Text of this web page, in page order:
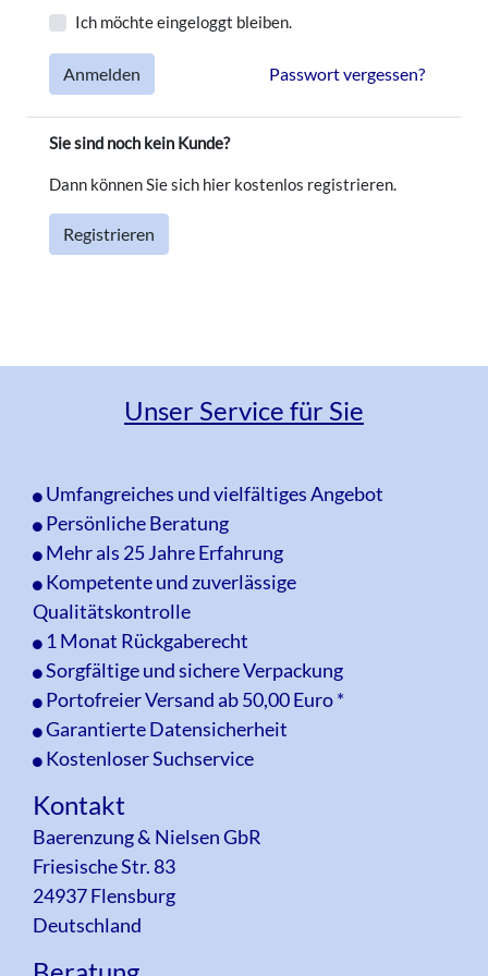
uns
Warenkorb
Anmelden
Ich möchte eingeloggt bleiben.
Anmelden Passwort vergessen?
Sie sind noch kein Kunde?
Dann können Sie sich hier kostenlos registrieren.
Registrieren
Unser Service für Sie
Umfangreiches und vielfältiges Angebot
Persönliche Beratung
Mehr als 25 Jahre Erfahrung
Kompetente und zuverlässige
Qualitätskontrolle
1 Monat Rückgaberecht
Sorgfältige und sichere Verpackung
Portofreier Versand ab 50,00 Euro *
Garantierte Datensicherheit
Kostenloser Suchservice
Kontakt
Baerenzung & Nielsen GbR
Friesische Str. 83
24937 Flensburg
Deutschland